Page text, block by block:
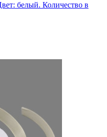
белый. Количество в